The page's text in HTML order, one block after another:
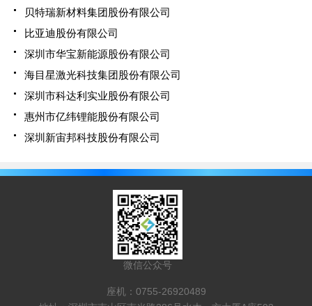
要产品包括锂电池、磷酸铁锂电池、家庭储能电池、
工商业储能及便携式户外电源等，为全球户用储能和
工商业储能等领域客户提供专业的定制化解决方案。
贝特瑞新材料集团股份有限公司
比亚迪股份有限公司
深圳市华宝新能源股份有限公司
海目星激光科技集团股份有限公司
深圳市科达利实业股份有限公司
惠州市亿纬锂能股份有限公司
深圳新宙邦科技股份有限公司
微信公众号
座机：0755-26920489